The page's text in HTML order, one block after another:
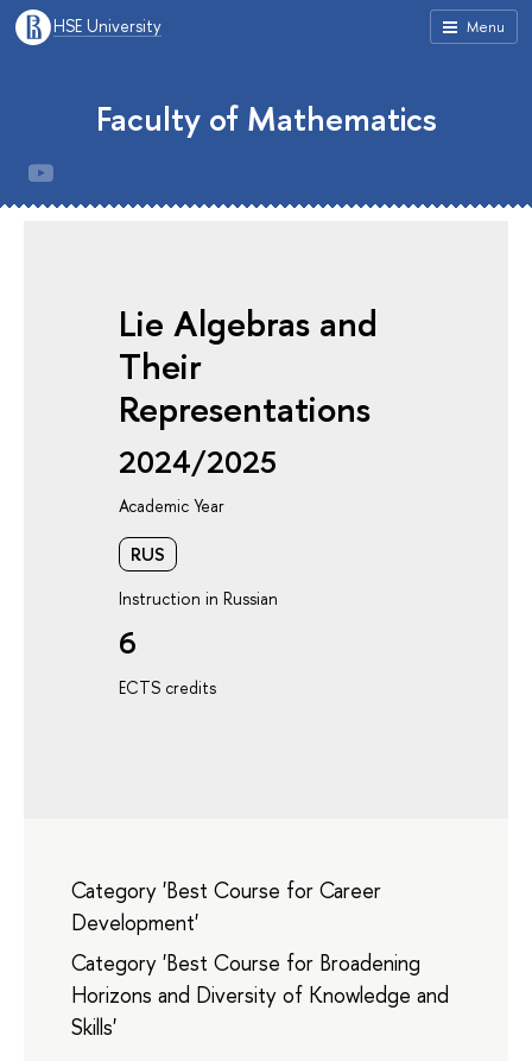
Menu
HSE University
Faculty of Mathematics
Lie Algebras and
Their
Representations
2024/2025
Academic Year
RUS
Instruction in Russian
6
ECTS credits
Category 'Best Course for Career
Development'
Category 'Best Course for Broadening
Horizons and Diversity of Knowledge and
Skills'